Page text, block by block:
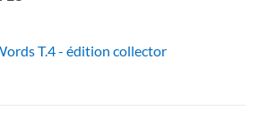
T.4 - édition collector